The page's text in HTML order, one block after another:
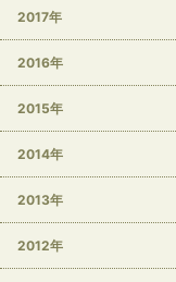
2017年
2016年
2015年
2014年
2013年
2012年